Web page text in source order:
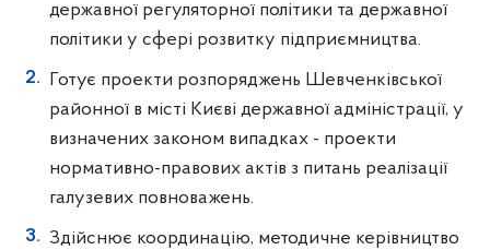
державної регуляторної політики та державної
політики у сфері розвитку підприємництва.
Готує проекти розпоряджень Шевченківської
районної в місті Києві державної адміністрації, у
визначених законом випадках - проекти
нормативно-правових актів з питань реалізації
галузевих повноважень.
Здійснює координацію, методичне керівництво